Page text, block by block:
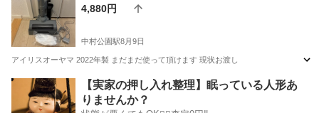
4,880円
中村公園駅8月9日
アイリスオーヤマ 2022年製 まだまだ使って頂けます 現状お渡し
愛知 海部郡 中村公園駅 生活家電 アイリスオーヤマ
【実家の押し入れ整理】眠っている人形あ
りませんか？